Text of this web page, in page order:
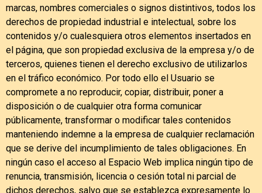
marcas, nombres comerciales o signos distintivos, todos los
derechos de propiedad industrial e intelectual, sobre los
contenidos y/o cualesquiera otros elementos insertados en
el página, que son propiedad exclusiva de la empresa y/o de
terceros, quienes tienen el derecho exclusivo de utilizarlos
en el tráfico económico. Por todo ello el Usuario se
compromete a no reproducir, copiar, distribuir, poner a
disposición o de cualquier otra forma comunicar
públicamente, transformar o modificar tales contenidos
manteniendo indemne a la empresa de cualquier reclamación
que se derive del incumplimiento de tales obligaciones. En
ningún caso el acceso al Espacio Web implica ningún tipo de
renuncia, transmisión, licencia o cesión total ni parcial de
dichos derechos, salvo que se establezca expresamente lo